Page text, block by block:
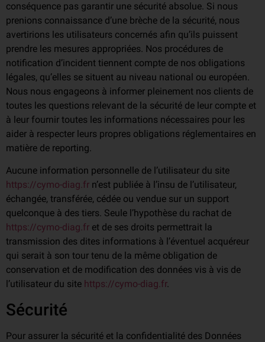
conséquence pas garantir une sécurité absolue. Si nous
prenions connaissance d’une brèche de la sécurité, nous
avertirions les utilisateurs concernés afin qu’ils puissent
prendre les mesures appropriées. Nos procédures de
notification d’incident tiennent compte de nos obligations
légales, qu’elles se situent au niveau national ou européen.
Nous nous engageons à informer pleinement nos clients de
toutes les questions relevant de la sécurité de leur compte et
à leur fournir toutes les informations nécessaires pour les
aider à respecter leurs propres obligations réglementaires en
matière de reporting.
Aucune information personnelle de l’utilisateur du site
https://cymo-diag.fr n’est publiée à l’insu de l’utilisateur,
échangée, transférée, cédée ou vendue sur un support
quelconque à des tiers. Seule l’hypothèse du rachat de
https://cymo-diag.fr et de ses droits permettrait la
transmission des dites informations à l’éventuel acquéreur
qui serait à son tour tenu de la même obligation de
conservation et de modification des données vis à vis de
l’utilisateur du site https://cymo-diag.fr.
Sécurité
Pour assurer la sécurité et la confidentialité des Données